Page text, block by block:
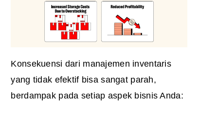
Konsekuensi dari manajemen inventaris
yang tidak efektif bisa sangat parah,
berdampak pada setiap aspek bisnis Anda: